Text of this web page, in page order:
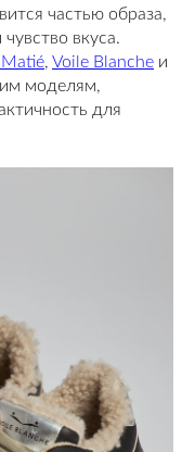
частью образа,
вкуса.
, Voile Blanche и
моделям,
для